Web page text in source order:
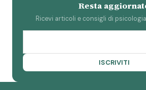
Resta
Ricevi articoli e consigli di
ISCRIVITI